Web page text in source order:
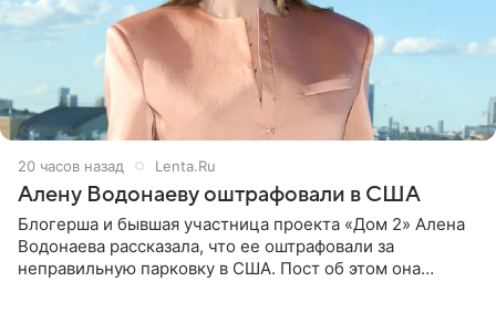
20 часов назад Lenta.Ru
Алену Водонаеву оштрафовали в США
Блогерша и бывшая участница проекта «Дом 2» Алена
Водонаева рассказала, что ее оштрафовали за
неправильную парковку в США. Пост об этом она